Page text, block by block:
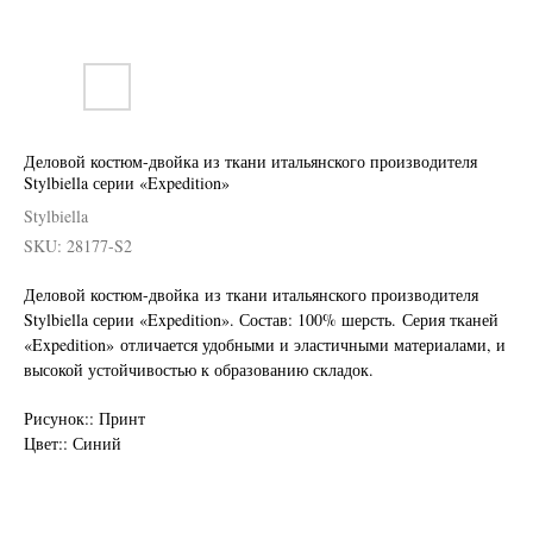
Деловой костюм-двойка из ткани итальянского производителя
Stylbiella серии «Expedition»
Stylbiella
SKU: 28177-S2
Деловой костюм-двойка из ткани итальянского производителя
Stylbiella серии «Expedition». Состав: 100% шерсть. Серия тканей
«Expedition» отличается удобными и эластичными материалами, и
высокой устойчивостью к образованию складок.
Рисунок:: Принт
Цвет:: Синий
Пройдите тест и узнайте стоимость
Нужен отлично сидящий